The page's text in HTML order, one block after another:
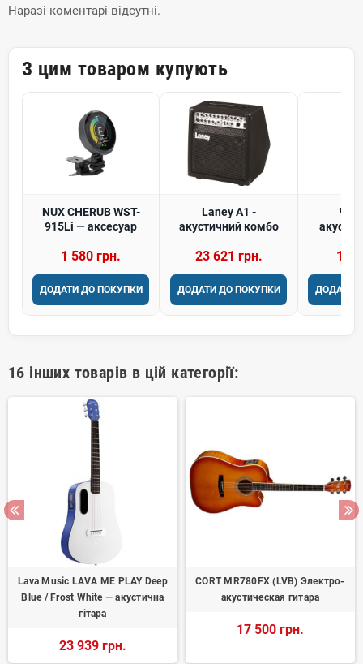
Наразі коментарі відсутні.
З цим товаром купують
NUX CHERUB WST-
915Li — аксесуар
1 580 грн.
ДОДАТИ ДО ПОКУПКИ
Laney A1 -
акустичний комбо
23 621 грн.
ДОДАТИ ДО ПОКУПКИ
1
ДОДАТИ
16 інших товарів в цій категорії:
Lava Music LAVA ME PLAY Deep
Blue / Frost White — акустична
гітара
23 939 грн.
CORT MR780FX (LVB) Электро-
акустическая гитара
17 500 грн.